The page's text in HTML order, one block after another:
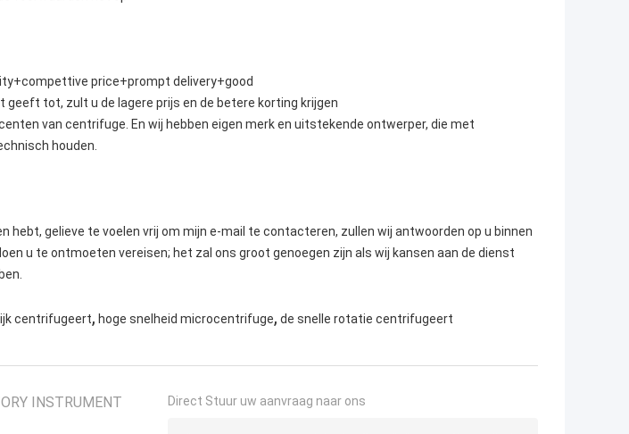
price+prompt delivery+good
geeft tot, zult u de lagere prijs en de betere korting krijgen
van centrifuge. En wij hebben eigen merk en uitstekende ontwerper, die met
houden.
hebt, gelieve te voelen vrij om mijn e-mail te contacteren, zullen wij antwoorden op u binnen
u te ontmoeten vereisen; het zal ons groot genoegen zijn als wij kansen aan de dienst
centrifugeert, hoge snelheid microcentrifuge, de snelle rotatie centrifugeert
INSTRUMENT
Direct Stuur uw aanvraag naar ons